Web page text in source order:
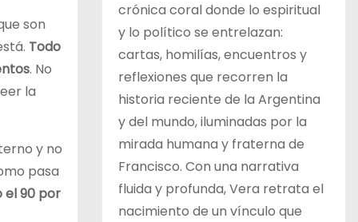
son
Todo
. No
la
y no
pasa
el 90 por
crónica coral donde lo espiritual
y lo político se entrelazan:
cartas, homilías, encuentros y
reflexiones que recorren la
historia reciente de la Argentina
y del mundo, iluminadas por la
mirada humana y fraterna de
Francisco. Con una narrativa
fluida y profunda, Vera retrata el
nacimiento de un vínculo que